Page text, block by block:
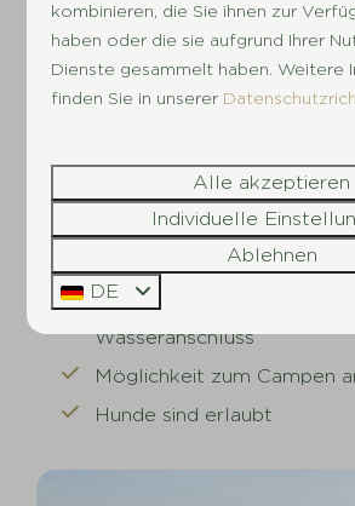
Ihrtreuer Vierbeinerist auf
Campingplatz in der Nähe von
ebenfalls willkommen.Auf
Campingplatz nahe Deventer
am Wasser entscheiden, der sich
Angelgewässeroder am
Klingt traumhaft, oder?
Campingstellplätze mit
Wasseranschluss
Möglichkeit zum Campen
Hunde sind erlaubt
kombinieren, die Sie ihnen zur
haben oder die sie aufgrund Ihrer
Dienste gesammelt haben. Weitere
finden Sie in unserer
Alle akzeptieren
Individuelle
Ablehnen
DE